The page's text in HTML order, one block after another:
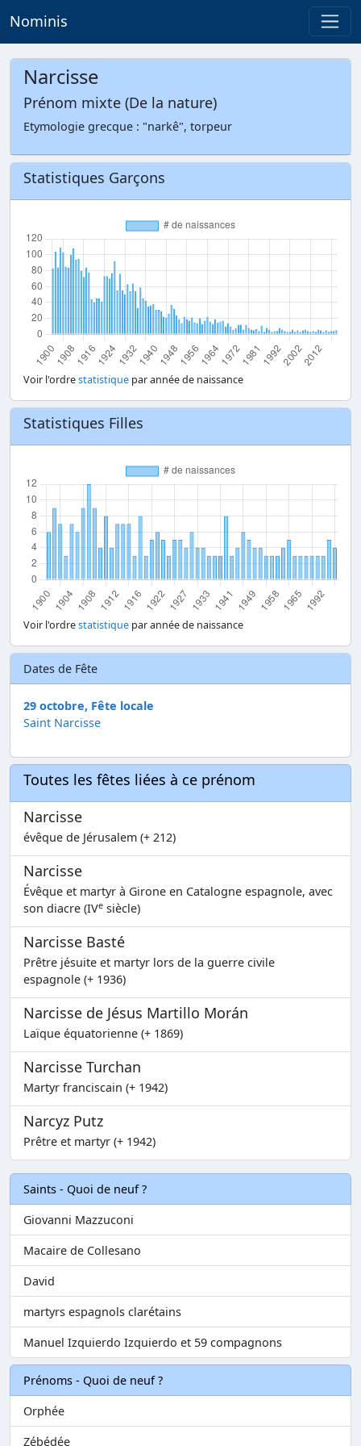
Nominis
Narcisse
Prénom mixte (De la nature)
Etymologie grecque : "narkê", torpeur
Statistiques Garçons
Voir l'ordrestatistique par année de naissance
Statistiques Filles
Voir l'ordrestatistique par année de naissance
Dates de Fête
29 octobre, Fête locale
Saint Narcisse
Toutes les fêtes liées à ce prénom
Narcisse
évêque de Jérusalem (+ 212)
Narcisse
Évêque et martyr à Girone en Catalogne espagnole, avec
son diacre (IVe siècle)
Narcisse Basté
Prêtre jésuite et martyr lors de la guerre civile
espagnole (+ 1936)
Narcisse de Jésus Martillo Morán
Laïque équatorienne (+ 1869)
Narcisse Turchan
Martyr franciscain (+ 1942)
Narcyz Putz
Prêtre et martyr (+ 1942)
Saints - Quoi de neuf ?
Giovanni Mazzuconi
Macaire de Collesano
David
martyrs espagnols clarétains
Manuel Izquierdo Izquierdo et 59 compagnons
Prénoms - Quoi de neuf ?
Orphée
Zébédée